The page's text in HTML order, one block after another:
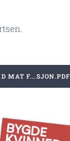
MAT F...SJON.PDF